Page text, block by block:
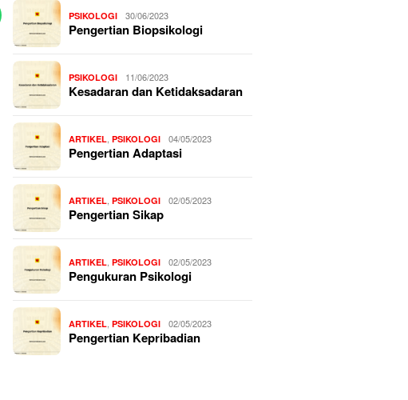
PSIKOLOGI 30/06/2023
Pengertian Biopsikologi
PSIKOLOGI 11/06/2023
Kesadaran dan Ketidaksadaran
ARTIKEL ,PSIKOLOGI 04/05/2023
Pengertian Adaptasi
ARTIKEL ,PSIKOLOGI 02/05/2023
Pengertian Sikap
ARTIKEL ,PSIKOLOGI 02/05/2023
Pengukuran Psikologi
ARTIKEL ,PSIKOLOGI 02/05/2023
Pengertian Kepribadian